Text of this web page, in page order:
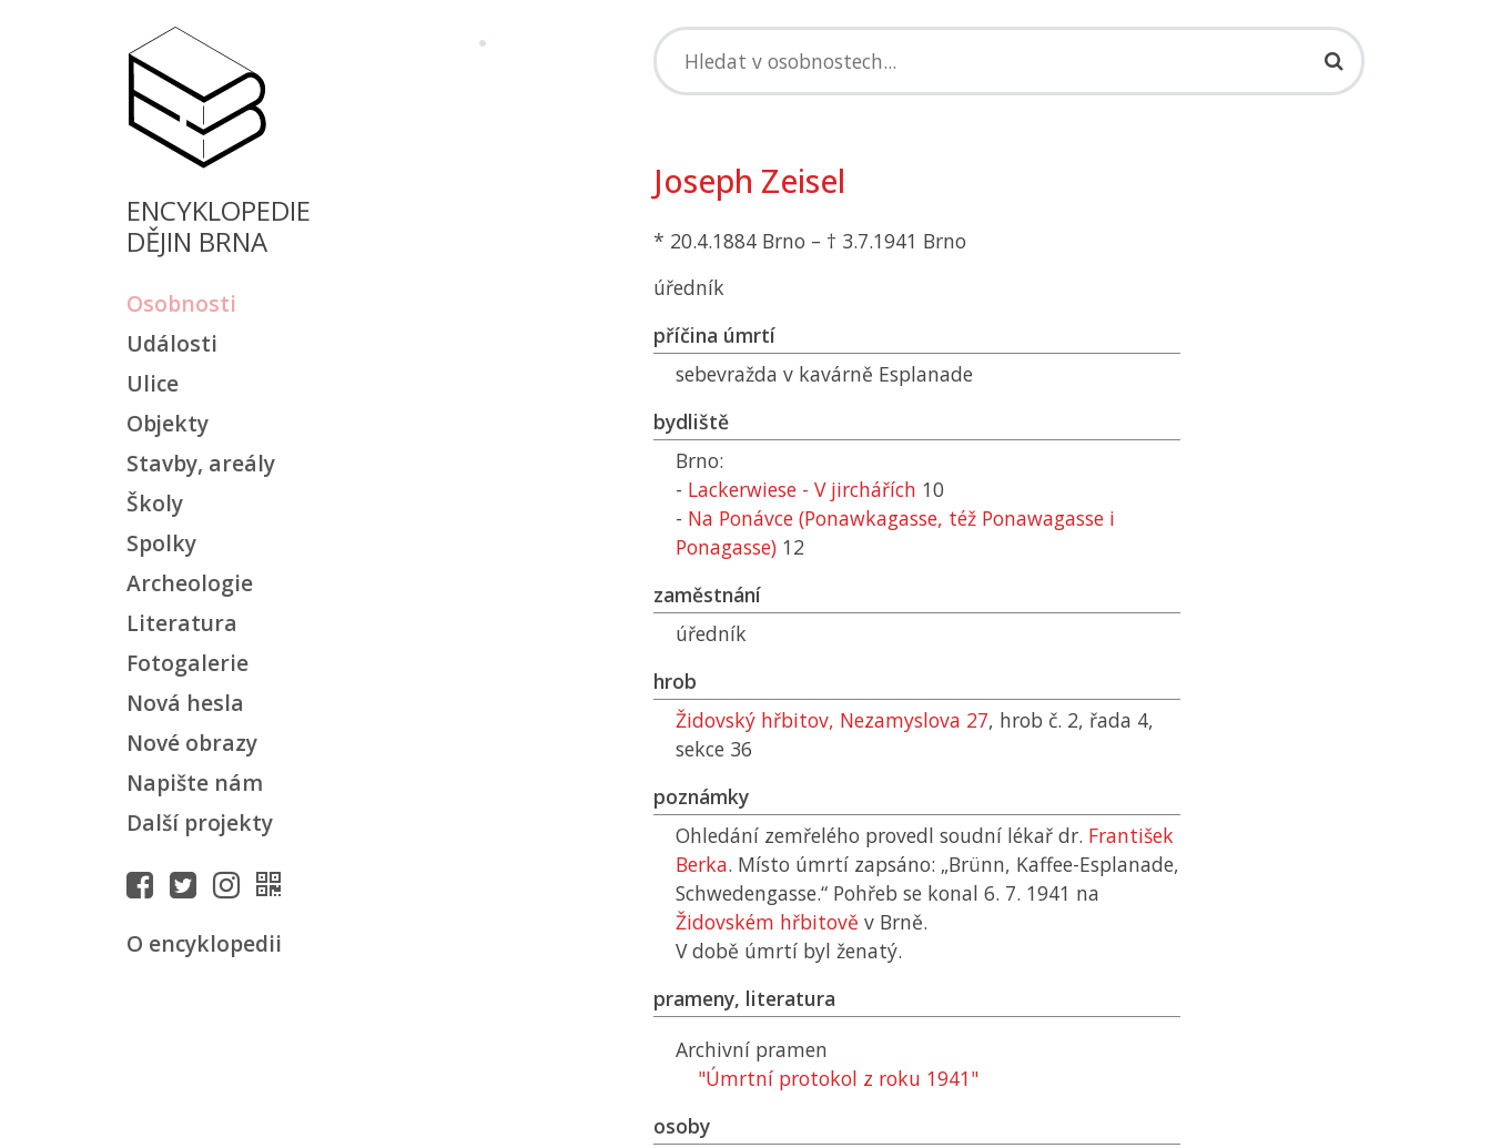
ENCYKLOPEDIE
DĚJIN BRNA
Osobnosti
Události
Ulice
Objekty
Stavby, areály
Školy
Spolky
Archeologie
Literatura
Fotogalerie
Nová hesla
Nové obrazy
Napište nám
Další projekty
O encyklopedii
Joseph Zeisel
* 20.4.1884 Brno – † 3.7.1941 Brno
úředník
příčina úmrtí
sebevražda v kavárně Esplanade
bydliště
Brno:
- Lackerwiese - V jirchářích 10
- Na Ponávce (Ponawkagasse, též Ponawagasse i
Ponagasse) 12
zaměstnání
úředník
hrob
Židovský hřbitov, Nezamyslova 27, hrob č. 2, řada 4,
sekce 36
poznámky
Ohledání zemřelého provedl soudní lékař dr. František
Berka. Místo úmrtí zapsáno: „Brünn, Kaffee-Esplanade,
Schwedengasse.“ Pohřeb se konal 6. 7. 1941 na
Židovském hřbitově v Brně.
V době úmrtí byl ženatý.
prameny, literatura
Archivní pramen
"Úmrtní protokol z roku 1941"
osoby